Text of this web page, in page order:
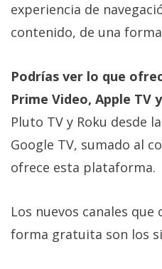
Contacto
/
/
Publicidad
/
Cambiar
opciones
de
/
Legal
experiencia de
contenido, de una
Podrías ver lo que
Prime Video, Apple
Pluto TV y Roku desde
Google TV, sumado al
ofrece esta plataforma.
Los nuevos canales
forma gratuita son los